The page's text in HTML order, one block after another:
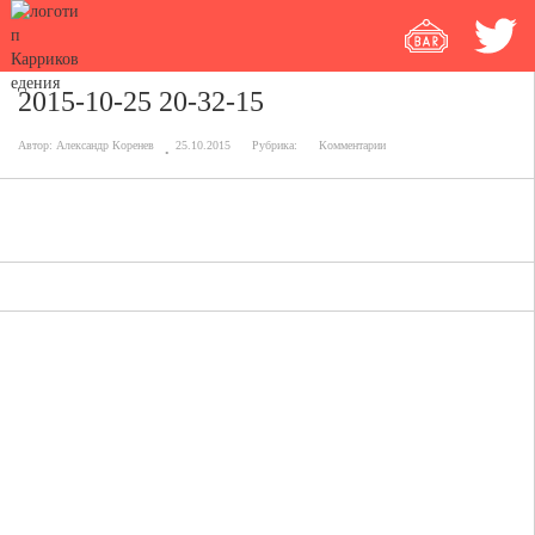
2015-10-25 20-32-15
Автор: Александр Коренев 25.10.2015 Рубрика: Комментарии